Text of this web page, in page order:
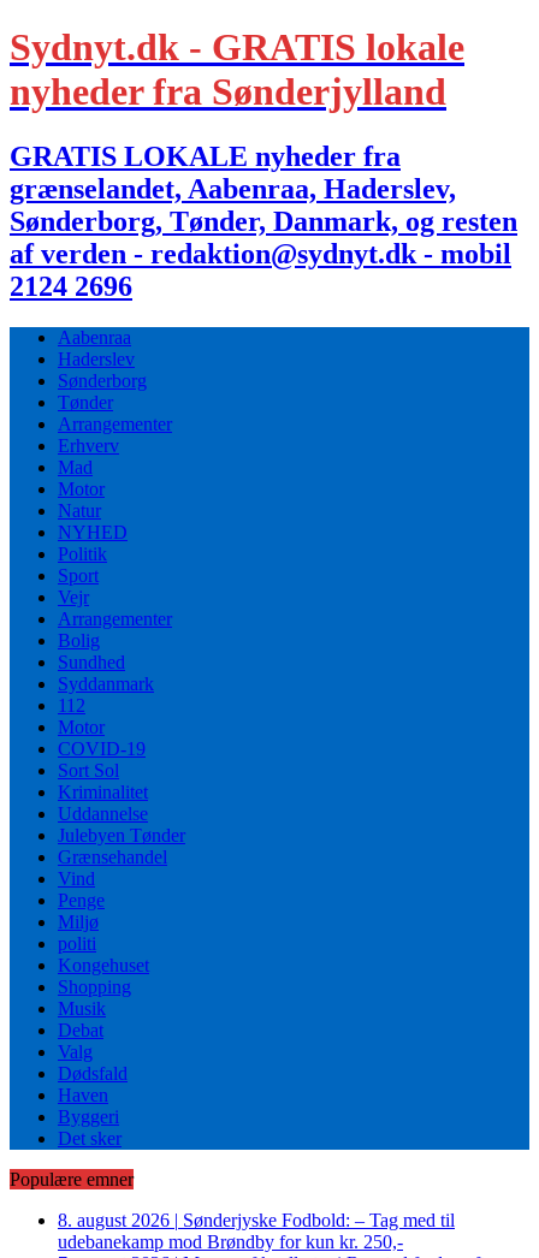
Sydnyt.dk - GRATIS lokale
nyheder fra Sønderjylland
GRATIS LOKALE nyheder fra
grænselandet, Aabenraa, Haderslev,
Sønderborg, Tønder, Danmark, og resten
af verden - redaktion@sydnyt.dk - mobil
2124 2696
Aabenraa
Haderslev
Sønderborg
Tønder
Arrangementer
Erhverv
Mad
Motor
Natur
NYHED
Politik
Sport
Vejr
Arrangementer
Bolig
Sundhed
Syddanmark
112
Motor
COVID-19
Sort Sol
Kriminalitet
Uddannelse
Julebyen Tønder
Grænsehandel
Vind
Penge
Miljø
politi
Kongehuset
Shopping
Musik
Debat
Valg
Dødsfald
Haven
Byggeri
Det sker
Populære emner
8. august 2026 | Sønderjyske Fodbold: – Tag med til
udebanekamp mod Brøndby for kun kr. 250,-